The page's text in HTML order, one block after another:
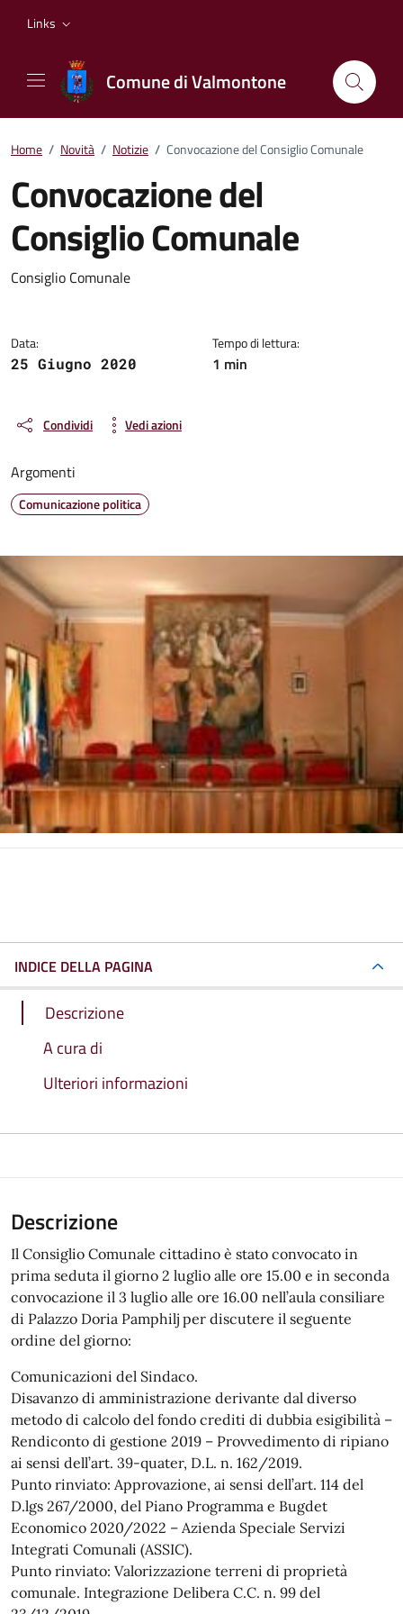
Links
Comune di Valmontone
Home / Novità / Notizie / Convocazione del Consiglio Comunale
Convocazione del
Consiglio Comunale
Dettagli della notizia
Consiglio Comunale
Data:
25 Giugno 2020
Tempo di lettura:
1 min
Condividi Vedi azioni
Argomenti
Comunicazione politica
INDICE DELLA PAGINA
Descrizione
A cura di
Ulteriori informazioni
Descrizione
Il Consiglio Comunale cittadino è stato convocato in
prima seduta il giorno 2 luglio alle ore 15.00 e in seconda
convocazione il 3 luglio alle ore 16.00 nell’aula consiliare
di Palazzo Doria Pamphilj per discutere il seguente
ordine del giorno:
Comunicazioni del Sindaco.
Disavanzo di amministrazione derivante dal diverso
metodo di calcolo del fondo crediti di dubbia esigibilità –
Rendiconto di gestione 2019 – Provvedimento di ripiano
ai sensi dell’art. 39-quater, D.L. n. 162/2019.
Punto rinviato: Approvazione, ai sensi dell’art. 114 del
D.lgs 267/2000, del Piano Programma e Bugdet
Economico 2020/2022 – Azienda Speciale Servizi
Integrati Comunali (ASSIC).
Punto rinviato: Valorizzazione terreni di proprietà
comunale. Integrazione Delibera C.C. n. 99 del